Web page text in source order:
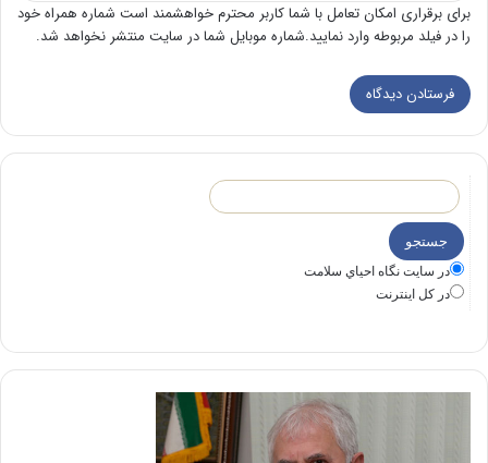
برای برقراری امکان تعامل با شما کاربر محترم خواهشمند است شماره همراه خود
را در فیلد مربوطه وارد نمایید.شماره موبایل شما در سایت منتشر نخواهد شد.
در سايت نگاه احياي سلامت
در كل اينترنت